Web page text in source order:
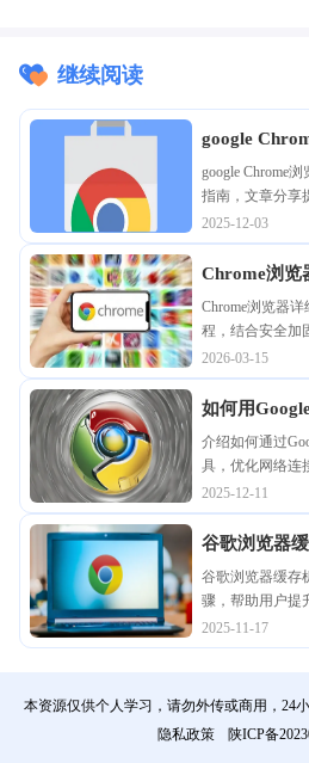
继续阅读
google
作实战
google Chrome
指南，文章分享
更加顺畅舒适。
2025-12-03
Chrome浏览
全加固方法
Chrome浏览器
程，结合安全加
全性，保障用户
用，确保下载文
2026-03-15
如何用
速工具
介绍如何通过
具，优化网络连
2025-12-11
谷歌浏览器
步骤指南
谷歌浏览器缓存
骤，帮助用户提
2025-11-17
本资源仅供个人学习，请勿外传或商用，24
隐私政策
陕ICP备